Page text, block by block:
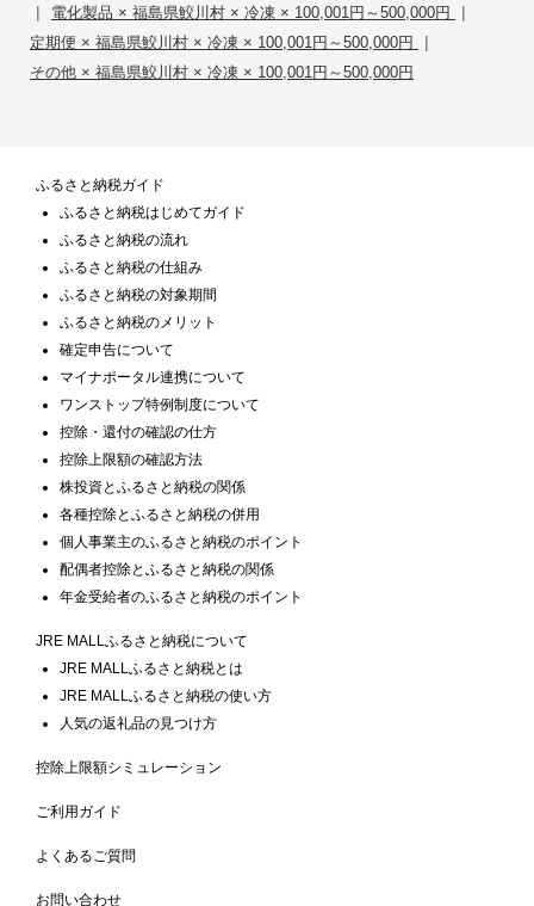
| 電化製品 × 福島県鮫川村 × 冷凍 × 100,001円～500,000円 |
定期便 × 福島県鮫川村 × 冷凍 × 100,001円～500,000円 |
その他 × 福島県鮫川村 × 冷凍 × 100,001円～500,000円
ふるさと納税ガイド
ふるさと納税はじめてガイド
ふるさと納税の流れ
ふるさと納税の仕組み
ふるさと納税の対象期間
ふるさと納税のメリット
確定申告について
マイナポータル連携について
ワンストップ特例制度について
控除・還付の確認の仕方
控除上限額の確認方法
株投資とふるさと納税の関係
各種控除とふるさと納税の併用
個人事業主のふるさと納税のポイント
配偶者控除とふるさと納税の関係
年金受給者のふるさと納税のポイント
JRE MALLふるさと納税について
JRE MALLふるさと納税とは
JRE MALLふるさと納税の使い方
人気の返礼品の見つけ方
控除上限額シミュレーション
ご利用ガイド
よくあるご質問
お問い合わせ